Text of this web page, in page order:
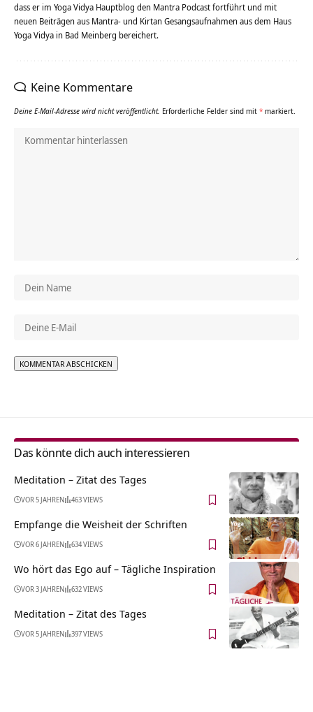
dass er im Yoga Vidya Hauptblog den Mantra Podcast fortführt und mit
neuen Beiträgen aus Mantra- und Kirtan Gesangsaufnahmen aus dem Haus
Yoga Vidya in Bad Meinberg bereichert.
Keine Kommentare
Deine E-Mail-Adresse wird nicht veröffentlicht. Erforderliche Felder sind mit * markiert.
Das könnte dich auch interessieren
Meditation – Zitat des Tages
VOR 5 JAHREN 463 VIEWS
Empfange die Weisheit der Schriften
VOR 6 JAHREN 634 VIEWS
Wo hört das Ego auf – Tägliche Inspiration
VOR 3 JAHREN 632 VIEWS
Meditation – Zitat des Tages
VOR 5 JAHREN 397 VIEWS